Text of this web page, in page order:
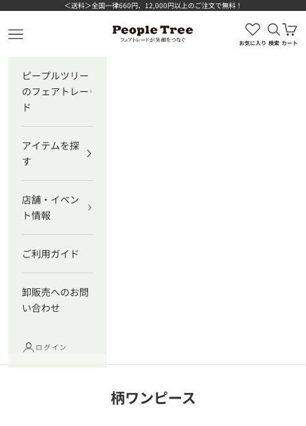
コンテンツへスキップ＜送料＞全国一律660円、12,000円以上のご注文で無料！
ピープルツリー公式オンラインショップ
メニューを開く
お気に入り
検索を
検索
カ
カート
ピープルツリー
のフェアトレー
ド
アイテムを探
す
店舗・イベン
ト情報
ご利用ガイド
卸販売へのお問
い合わせ
ログイン
柄ワンピース